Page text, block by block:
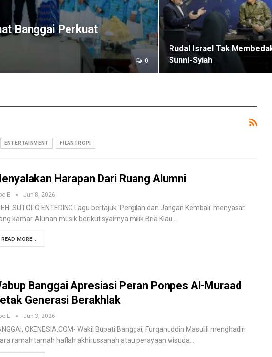
Banggai Perkuat
0
Rudal Israel Tak
Sunni-Syiah
ENTERTAINMENT FILANTROPI
Harapan Dari Ruang Alumni
E Jun 8, 2026
SUTOPO ENTEDING Lagu bertajuk 'Pergilah dan Jangan Kembali' menyasar
kamar. Alunan musik berikut syairnya milik Bria Klau…
READ MORE...
Banggai Apresiasi Peran Ponpes Al-Muraad
Generasi Berakhlak
E Jun 3, 2026
OKENESIA.COM- Wakil Bupati Banggai, Furqanuddin Masulili menghadiri
ramah tamah haflah akhirussanah atau perayaan wisuda…